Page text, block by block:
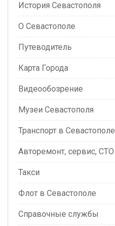
История Севастополя
О Севастополе
Путеводитель
Карта Города
Видеообозрение
Музеи Севастополя
Транспорт в Севастополе
Авторемонт, сервис, СТО
Такси
Флот в Севастополе
Справочные службы